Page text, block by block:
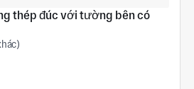
thép đúc với tường bên có